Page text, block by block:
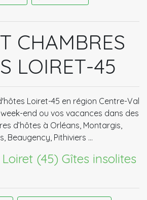
CHAMBRES
LOIRET-45
Loiret-45 en région Centre-Val
end ou vos vacances dans des
d’hôtes à Orléans, Montargis,
Beaugency, Pithiviers …
(45) Gîtes insolites